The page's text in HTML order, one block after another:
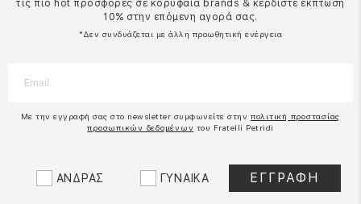
τις πιο hot προσφορές σε κορυφαία brands & κερδίστε έκπτωση
10% στην επόμενη αγορά σας.
*Δεν συνδυάζεται με άλλη προωθητική ενέργεια
Με την εγγραφή σας στο newsletter συμφωνείτε στην πολιτική προστασίας
προσωπικών δεδομένων του Fratelli Petridi
ΑΝΔΡΑΣ ΓΥΝΑΙΚΑ